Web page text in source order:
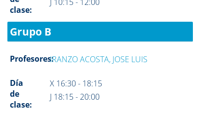
clase:
Grupo B
Profesores:IRANZO ACOSTA, JOSE LUIS
Día
de
clase:
X 16:30 - 18:15
J 18:15 - 20:00